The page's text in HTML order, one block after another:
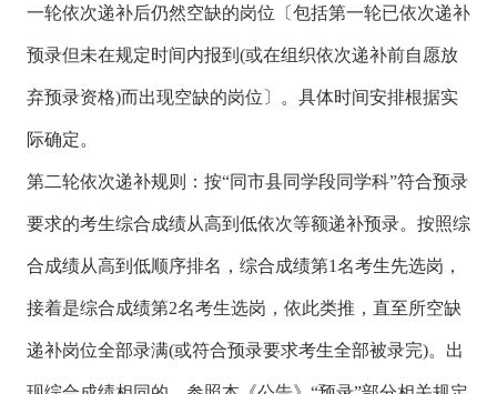
一轮依次递补后仍然空缺的岗位〔包括第一轮已依次递补
预录但未在规定时间内报到(或在组织依次递补前自愿放
弃预录资格)而出现空缺的岗位〕。具体时间安排根据实
际确定。
第二轮依次递补规则：按“同市县同学段同学科”符合预录
要求的考生综合成绩从高到低依次等额递补预录。按照综
合成绩从高到低顺序排名，综合成绩第1名考生先选岗，
接着是综合成绩第2名考生选岗，依此类推，直至所空缺
递补岗位全部录满(或符合预录要求考生全部被录完)。出